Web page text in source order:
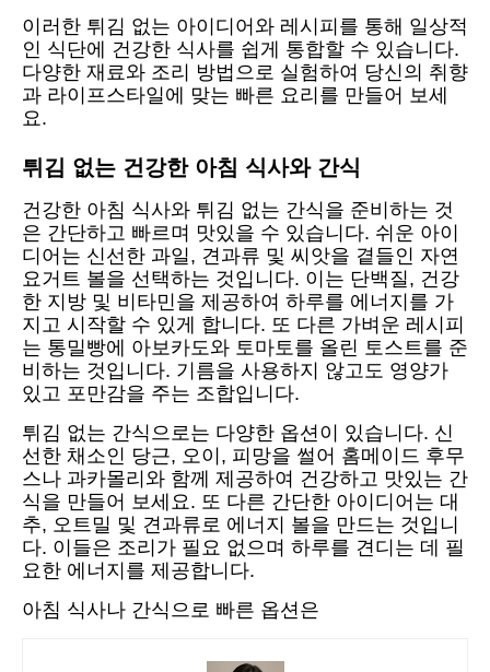
이러한 튀김 없는 아이디어와 레시피를 통해 일상적
인 식단에 건강한 식사를 쉽게 통합할 수 있습니다.
다양한 재료와 조리 방법으로 실험하여 당신의 취향
과 라이프스타일에 맞는 빠른 요리를 만들어 보세
요.
튀김 없는 건강한 아침 식사와 간식
건강한 아침 식사와 튀김 없는 간식을 준비하는 것
은 간단하고 빠르며 맛있을 수 있습니다. 쉬운 아이
디어는 신선한 과일, 견과류 및 씨앗을 곁들인 자연
요거트 볼을 선택하는 것입니다. 이는 단백질, 건강
한 지방 및 비타민을 제공하여 하루를 에너지를 가
지고 시작할 수 있게 합니다. 또 다른 가벼운 레시피
는 통밀빵에 아보카도와 토마토를 올린 토스트를 준
비하는 것입니다. 기름을 사용하지 않고도 영양가
있고 포만감을 주는 조합입니다.
튀김 없는 간식으로는 다양한 옵션이 있습니다. 신
선한 채소인 당근, 오이, 피망을 썰어 홈메이드 후무
스나 과카몰리와 함께 제공하여 건강하고 맛있는 간
식을 만들어 보세요. 또 다른 간단한 아이디어는 대
추, 오트밀 및 견과류로 에너지 볼을 만드는 것입니
다. 이들은 조리가 필요 없으며 하루를 견디는 데 필
요한 에너지를 제공합니다.
아침 식사나 간식으로 빠른 옵션은